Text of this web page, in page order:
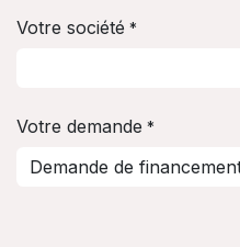
Votre société *
Votre demande *